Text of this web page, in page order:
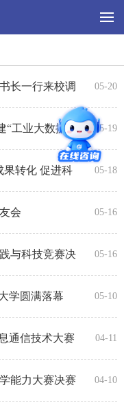
长一行来校调
05-20
“工业大数据产
05-19
果转化 促进科
05-18
会 05-16
与科技竞赛决
05-16
学圆满落幕 05-10
通信技术大赛
04-11
能力大赛决赛
04-10